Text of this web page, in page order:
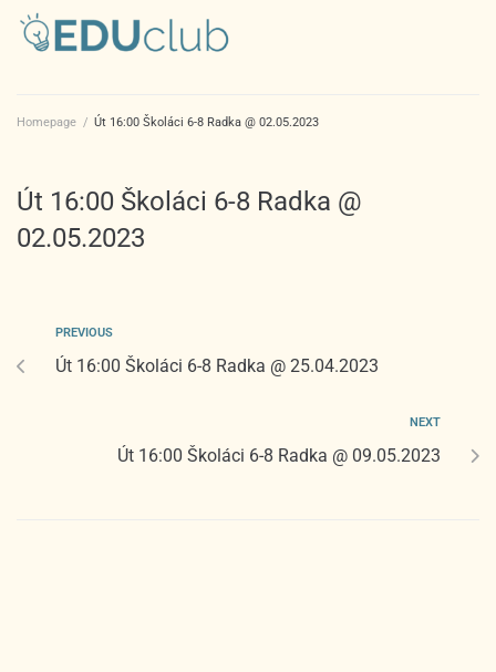
Homepage / Út 16:00 Školáci 6-8 Radka @ 02.05.2023
Út 16:00 Školáci 6-8 Radka @
02.05.2023
PREVIOUS
Út 16:00 Školáci 6-8 Radka @ 25.04.2023
NEXT
Út 16:00 Školáci 6-8 Radka @ 09.05.2023